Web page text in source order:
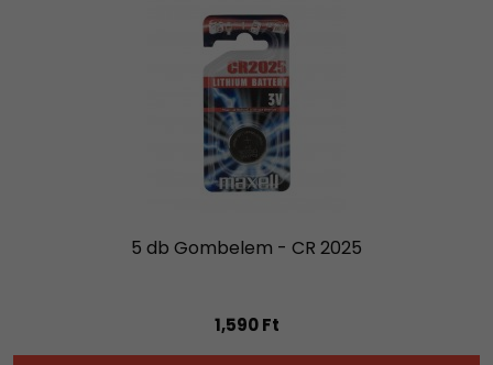
5 db Gombelem - CR 2025
1,590 Ft